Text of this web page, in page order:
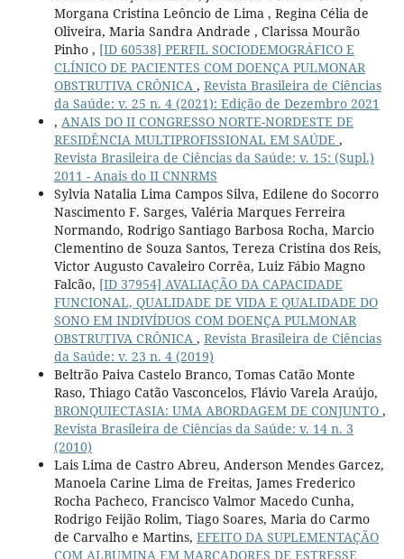
Morgana Cristina Leôncio de Lima , Regina Célia de
Oliveira, Maria Sandra Andrade , Clarissa Mourão
Pinho , [ID 60538] PERFIL SOCIODEMOGRÁFICO E
CLÍNICO DE PACIENTES COM DOENÇA PULMONAR
OBSTRUTIVA CRÔNICA , Revista Brasileira de Ciências
da Saúde: v. 25 n. 4 (2021): Edição de Dezembro 2021
, ANAIS DO II CONGRESSO NORTE-NORDESTE DE
RESIDÊNCIA MULTIPROFISSIONAL EM SAÚDE ,
Revista Brasileira de Ciências da Saúde: v. 15: (Supl.)
2011 - Anais do II CNNRMS
Sylvia Natalia Lima Campos Silva, Edilene do Socorro
Nascimento F. Sarges, Valéria Marques Ferreira
Normando, Rodrigo Santiago Barbosa Rocha, Marcio
Clementino de Souza Santos, Tereza Cristina dos Reis,
Victor Augusto Cavaleiro Corrêa, Luiz Fábio Magno
Falcão, [ID 37954] AVALIAÇÃO DA CAPACIDADE
FUNCIONAL, QUALIDADE DE VIDA E QUALIDADE DO
SONO EM INDIVÍDUOS COM DOENÇA PULMONAR
OBSTRUTIVA CRÔNICA , Revista Brasileira de Ciências
da Saúde: v. 23 n. 4 (2019)
Beltrão Paiva Castelo Branco, Tomas Catão Monte
Raso, Thiago Catão Vasconcelos, Flávio Varela Araújo,
BRONQUIECTASIA: UMA ABORDAGEM DE CONJUNTO ,
Revista Brasileira de Ciências da Saúde: v. 14 n. 3
(2010)
Lais Lima de Castro Abreu, Anderson Mendes Garcez,
Manoela Carine Lima de Freitas, James Frederico
Rocha Pacheco, Francisco Valmor Macedo Cunha,
Rodrigo Feijão Rolim, Tiago Soares, Maria do Carmo
de Carvalho e Martins, EFEITO DA SUPLEMENTAÇÃO
COM ALBUMINA EM MARCADORES DE ESTRESSE